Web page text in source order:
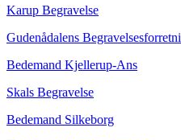
Karup Begravelse
Gudenådalens
Bedemand Kjellerup-Ans
Skals Begravelse
Bedemand Silkeborg